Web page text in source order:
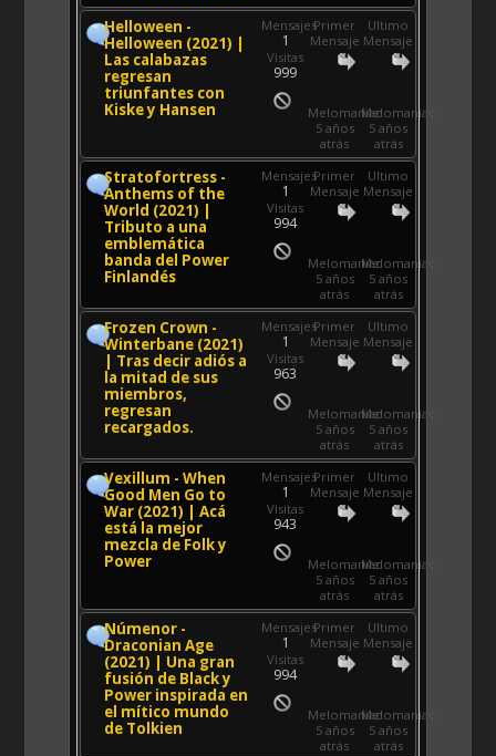
Helloween -
Helloween (2021) |
Las calabazas
regresan
triunfantes con
Kiske y Hansen
Ultimo
Mensaje
Melomaniac
5 años
atrás
Primer
Mensaje
Melomaniac
5 años
atrás
Mensajes
1
Visitas
999
Stratofortress -
Anthems of the
World (2021) |
Tributo a una
emblemática
banda del Power
Finlandés
Ultimo
Mensaje
Melomaniac
5 años
atrás
Primer
Mensaje
Melomaniac
5 años
atrás
Mensajes
1
Visitas
994
Frozen Crown -
Winterbane (2021)
| Tras decir adiós a
la mitad de sus
miembros,
regresan
recargados.
Ultimo
Mensaje
Melomaniac
5 años
atrás
Primer
Mensaje
Melomaniac
5 años
atrás
Mensajes
1
Visitas
963
Vexillum - When
Good Men Go to
War (2021) | Acá
está la mejor
mezcla de Folk y
Power
Ultimo
Mensaje
Melomaniac
5 años
atrás
Primer
Mensaje
Melomaniac
5 años
atrás
Mensajes
1
Visitas
943
Númenor -
Draconian Age
(2021) | Una gran
fusión de Black y
Power inspirada en
el mítico mundo
de Tolkien
Ultimo
Mensaje
Melomaniac
5 años
atrás
Primer
Mensaje
Melomaniac
5 años
atrás
Mensajes
1
Visitas
994